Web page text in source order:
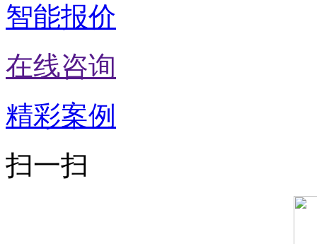
智能报价
在线咨询
精彩案例
扫一扫